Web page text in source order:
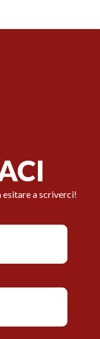
a scriverci!